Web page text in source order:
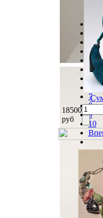
2
3
4
7
8
9
10
18500
руб